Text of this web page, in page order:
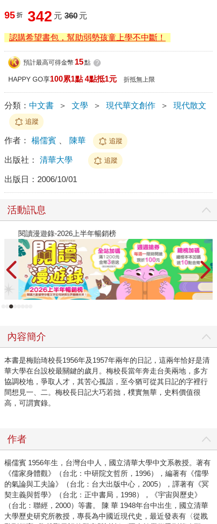
95 折 342 元 360 元
認購希望書包，幫助弱勢孩童上學不中斷！
預計最高可得金幣 15點 ?
HAPPY GO享100累1點 4點抵1元 折抵無上限
分類： 中文書 ＞ 文學 ＞ 現代華文創作 ＞ 現代散文
追蹤
作者： 楊儒賓 、 陳華 追蹤
出版社： 清華大學 追蹤
出版日： 2006/10/01
活動訊息
閱讀漫遊錄-2026上半年暢銷榜
內容簡介
本書是梅貽琦校長1956年及1957年兩年的日記，這兩年恰好是清
華大學在台設校最關鍵的歲月。梅校長當年奔走台美兩地，多方
協調校地，爭取人才，其苦心孤詣，至今猶可從其日記的字裡行
間想見一、二。梅校長日記大巧若拙，樸實無華，史料價值很
高，可謂實錄。
作者
楊儒賓 1956年生，台灣台中人，國立清華大學中文系教授。著有
《儒家身體觀》（台北：中研院文哲所，1996），編著有《儒學
的氣論與工夫論》（台北：台大出版中心，2005），譯著有《冥
契主義與哲學》（台北：正中書局，1998），《宇宙與歷史》
（台北：聯經，2000）等書。 陳 華 1948年台中出生，國立清華
大學歷史研究所教授，專長為中國近現代史，最近發表有〈從戡